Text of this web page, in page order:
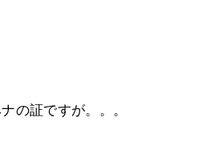
の証ですが。。。